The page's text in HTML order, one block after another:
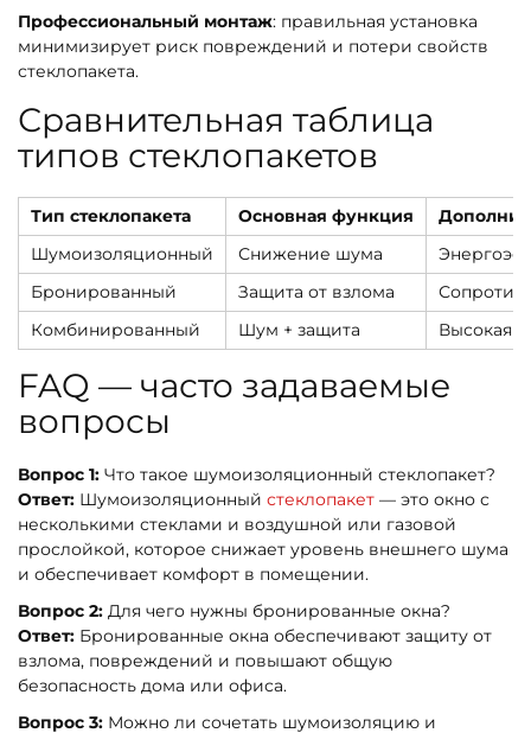
Профессиональный монтаж: правильная установка
минимизирует риск повреждений и потери свойств
стеклопакета.
Сравнительная таблица
типов стеклопакетов
Тип стеклопакета Основная функция
Шумоизоляционный
Снижение шума
Бронированный
Защита от взлома
Комбинированный
Шум + защита Высокая
FAQ — часто задаваемые
вопросы
Вопрос 1: Что такое шумоизоляционный стеклопакет?
Ответ: Шумоизоляционный стеклопакет — это окно с
несколькими стеклами и воздушной или газовой
прослойкой, которое снижает уровень внешнего шума
и обеспечивает комфорт в помещении.
Вопрос 2: Для чего нужны бронированные окна?
Ответ: Бронированные окна обеспечивают защиту от
взлома, повреждений и повышают общую
безопасность дома или офиса.
Вопрос 3: Можно ли сочетать шумоизоляцию и